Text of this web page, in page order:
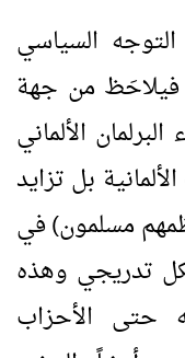
السياسي
فيلاحَظ من جهة
الألماني
بل تزايد
مسلمون) في
تدريجي وهذه
حتى الأحزاب